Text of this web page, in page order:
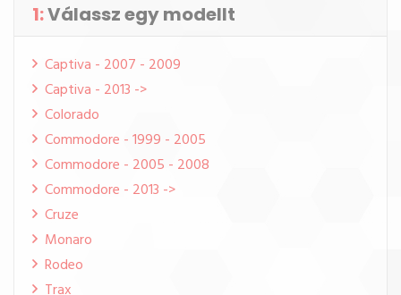
1:Válassz egy modellt
Captiva - 2007 - 2009
Captiva - 2013 ->
Colorado
Commodore - 1999 - 2005
Commodore - 2005 - 2008
Commodore - 2013 ->
Cruze
Monaro
Rodeo